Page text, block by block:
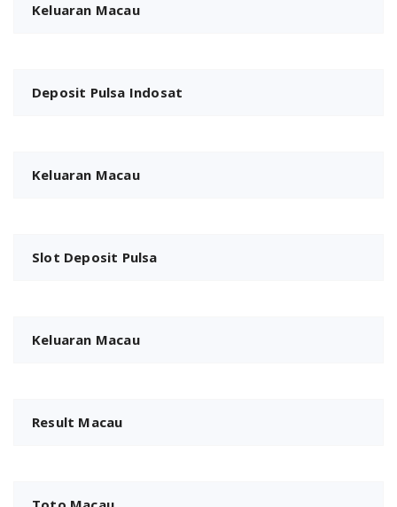
Keluaran Macau
Deposit Pulsa Indosat
Keluaran Macau
Slot Deposit Pulsa
Keluaran Macau
Result Macau